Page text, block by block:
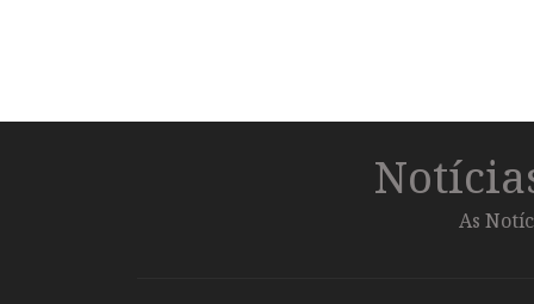
As